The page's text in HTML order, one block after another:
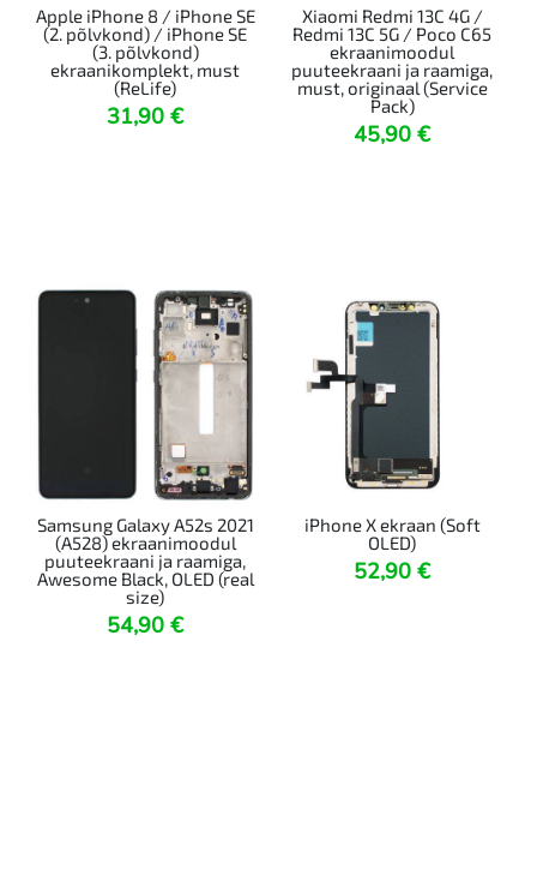
Apple iPhone 8 / iPhone SE
(2. põlvkond) / iPhone SE
(3. põlvkond)
ekraanikomplekt, must
(ReLife)
31,90 €
Xiaomi Redmi 13C 4G /
Redmi 13C 5G / Poco C65
ekraanimoodul
puuteekraani ja raamiga,
must, originaal (Service
Pack)
45,90 €
Samsung Galaxy A52s 2021
(A528) ekraanimoodul
puuteekraani ja raamiga,
Awesome Black, OLED (real
size)
54,90 €
iPhone X ekraan (Soft
OLED)
52,90 €